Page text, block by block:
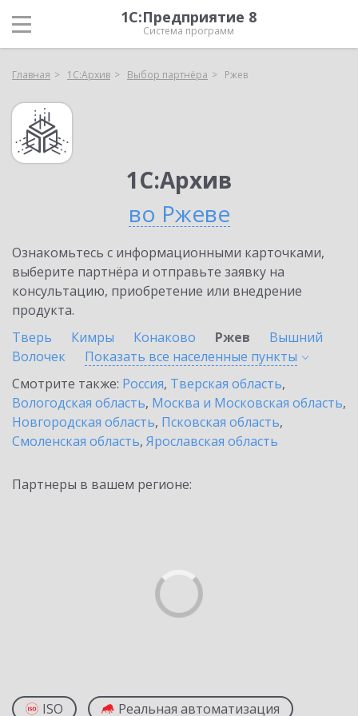
1С:Предприятие 8
Система программ
Главная 1С:Архив Выбор партнёра Ржев
1С:Архив
во Ржеве
Ознакомьтесь с информационными карточками,
выберите партнёра и отправьте заявку на
консультацию, приобретение или внедрение
продукта.
Тверь
Кимры Конаково Ржев
Вышний
Волочек
Показать все населенные пункты
Смотрите также: Россия, Тверская область,
Вологодская область, Москва и Московская область,
Новгородская область, Псковская область,
Смоленская область, Ярославская область
Партнеры в вашем регионе:
ISO Реальная автоматизация